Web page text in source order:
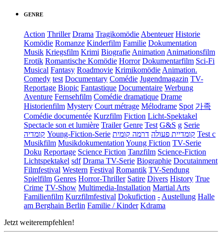
GENRE
Action Thriller Drama Tragikomödie Abenteuer Historie
Komödie Romanze Kinderfilm Familie Dokumentation
Musik Kriegsfilm Krimi Biografie Animation Animationsfilm
Erotik Romantische Komödie Horror Dokumentarfilm Sci-Fi
Musical Fantasy Roadmovie Krimikomödie Animation.
Comedy test Documentary Comédie Jugendmagazin TV-
Reportage Biopic Fantastique Documentaire Werbung
Aventure Fernsehfilm Comédie dramatique Drame
Historienfilm Mystery Court métrage Mélodrame Spot 가족
Comédie documentée Kurzfilm Fiction Licht-Spektakel
Spectacle son et lumière Trailer Genre Test G&S g Serie
קומדיה Young-Fiction-Serie קומדיית פעולה דרמה קומית
Test c
Musikfilm Musikdokumentation Young Fiction TV-Serie
Doku Reportage Science Fiction Tanzfilm Science-Fiction
Lichtspektakel sdf Drama TV-Serie Biographie Docutainment
Filmfestival Western Festival Romantik TV-Sendung
Spielfilm Genres Horror-Thriller Satire Divers History True
Crime TV-Show Multimedia-Installation Martial Arts
Familienfilm Kurzfilmfestival Dokufiction - Austellung Halle
am Berghain Berlin Familie / Kinder Kdrama
Jetzt weiterempfehlen!